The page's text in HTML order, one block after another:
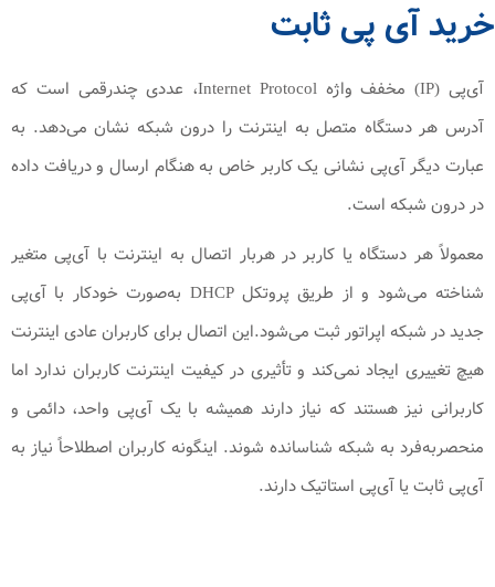
خرید آی پی ثابت
آی‌پی (IP) مخفف واژه Internet Protocol، عددی چندرقمی است که
آدرس هر دستگاه متصل به اینترنت را درون شبکه نشان می‌دهد. به
عبارت دیگر آی‌پی نشانی یک کاربر خاص به هنگام ارسال و دریافت داده
در درون شبکه است.
معمولاً هر دستگاه یا کاربر در هربار اتصال به اینترنت با آی‌پی متغیر
شناخته می‌شود و از طریق پروتکل DHCP به‌صورت خودکار با آی‌پی
جدید در شبکه اپراتور ثبت می‌شود.این اتصال برای کاربران عادی اینترنت
هیچ تغییری ایجاد نمی‌کند و تأثیری در کیفیت اینترنت کاربران ندارد اما
کاربرانی نیز هستند که نیاز دارند همیشه با یک آی‌پی واحد، دائمی و
منحصربه‌فرد به شبکه شناسانده شوند. اینگونه کاربران اصطلاحاً نیاز به
آی‌پی ثابت یا آی‌پی استاتیک دارند.